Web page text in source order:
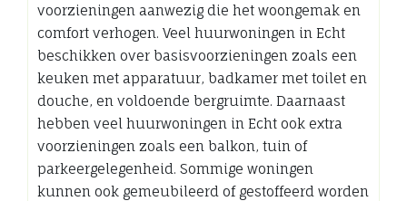
voorzieningen aanwezig die het woongemak en
comfort verhogen. Veel huurwoningen in Echt
beschikken over basisvoorzieningen zoals een
keuken met apparatuur, badkamer met toilet en
douche, en voldoende bergruimte. Daarnaast
hebben veel huurwoningen in Echt ook extra
voorzieningen zoals een balkon, tuin of
parkeergelegenheid. Sommige woningen
kunnen ook gemeubileerd of gestoffeerd worden